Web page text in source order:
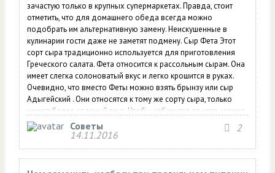
зачастую только в крупных супермаркетах. Правда, стоит
отметить, что для домашнего обеда всегда можно
подобрать им альтернативную замену. Неискушенные в
кулинарии гости даже не заметят подмену. Сыр Фета Этот
сорт сыра традиционно используется для приготовления
Греческого салата. Фета относится к рассольным сырам. Она
имеет слегка солоноватый вкус и легко крошится в руках.
Очевидно, что вместо Феты можно взять брынзу или сыр
Адыгейский . Они относятся к тому же сорту сыра, только
имеют более соленый вкус. Чтобы избавится от него, можно
сыр заранее вымочить в молоке или положить его меньше,
чем по рецепту....
Советы
14.11.2016
2